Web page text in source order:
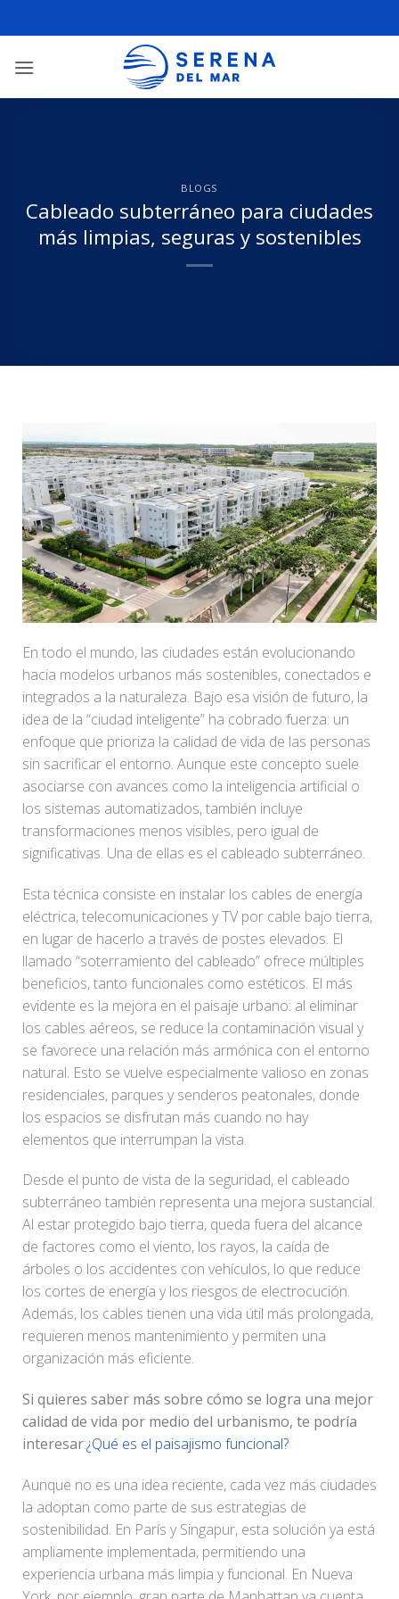
BLOGS
Cableado subterráneo para ciudades
más limpias, seguras y sostenibles
En todo el mundo, las ciudades están evolucionando
hacia modelos urbanos más sostenibles, conectados e
integrados a la naturaleza. Bajo esa visión de futuro, la
idea de la “ciudad inteligente” ha cobrado fuerza: un
enfoque que prioriza la calidad de vida de las personas
sin sacrificar el entorno. Aunque este concepto suele
asociarse con avances como la inteligencia artificial o
los sistemas automatizados, también incluye
transformaciones menos visibles, pero igual de
significativas. Una de ellas es el cableado subterráneo.
Esta técnica consiste en instalar los cables de energía
eléctrica, telecomunicaciones y TV por cable bajo tierra,
en lugar de hacerlo a través de postes elevados. El
llamado “soterramiento del cableado” ofrece múltiples
beneficios, tanto funcionales como estéticos. El más
evidente es la mejora en el paisaje urbano: al eliminar
los cables aéreos, se reduce la contaminación visual y
se favorece una relación más armónica con el entorno
natural. Esto se vuelve especialmente valioso en zonas
residenciales, parques y senderos peatonales, donde
los espacios se disfrutan más cuando no hay
elementos que interrumpan la vista.
Desde el punto de vista de la seguridad, el cableado
subterráneo también representa una mejora sustancial.
Al estar protegido bajo tierra, queda fuera del alcance
de factores como el viento, los rayos, la caída de
árboles o los accidentes con vehículos, lo que reduce
los cortes de energía y los riesgos de electrocución.
Además, los cables tienen una vida útil más prolongada,
requieren menos mantenimiento y permiten una
organización más eficiente.
Si quieres saber más sobre cómo se logra una mejor
calidad de vida por medio del urbanismo, te podría
interesar:¿Qué es el paisajismo funcional?
Aunque no es una idea reciente, cada vez más ciudades
la adoptan como parte de sus estrategias de
sostenibilidad. En París y Singapur, esta solución ya está
ampliamente implementada, permitiendo una
experiencia urbana más limpia y funcional. En Nueva